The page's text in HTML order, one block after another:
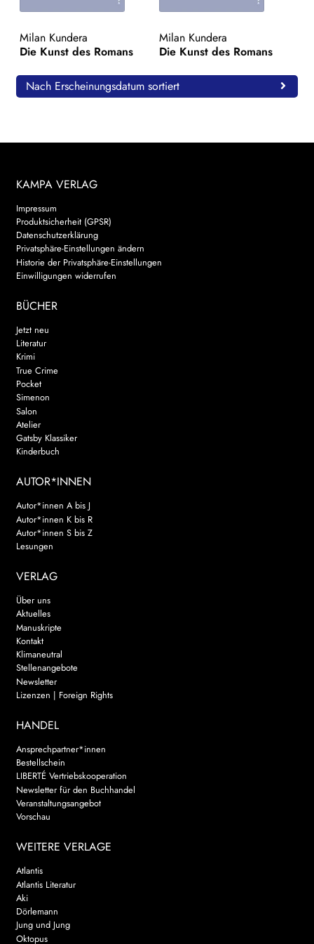
Search:
Milan Kundera
Die Kunst des Romans
Milan Kundera
Die Kunst des Romans
Nach Erscheinungsdatum sortiert
KAMPA VERLAG
Impressum
Produktsicherheit (GPSR)
Datenschutzerklärung
Privatsphäre-Einstellungen ändern
Historie der Privatsphäre-Einstellungen
Einwilligungen widerrufen
BÜCHER
Jetzt neu
Literatur
Krimi
True Crime
Pocket
Simenon
Salon
Atelier
Gatsby Klassiker
Kinderbuch
AUTOR*INNEN
Autor*innen A bis J
Autor*innen K bis R
Autor*innen S bis Z
Lesungen
VERLAG
Über uns
Aktuelles
Manuskripte
Kontakt
Klimaneutral
Stellenangebote
Newsletter
Lizenzen | Foreign Rights
HANDEL
Ansprechpartner*innen
Bestellschein
LIBERTÉ Vertriebskooperation
Newsletter für den Buchhandel
Veranstaltungsangebot
Vorschau
WEITERE VERLAGE
Atlantis
Atlantis Literatur
Aki
Dörlemann
Jung und Jung
Oktopus